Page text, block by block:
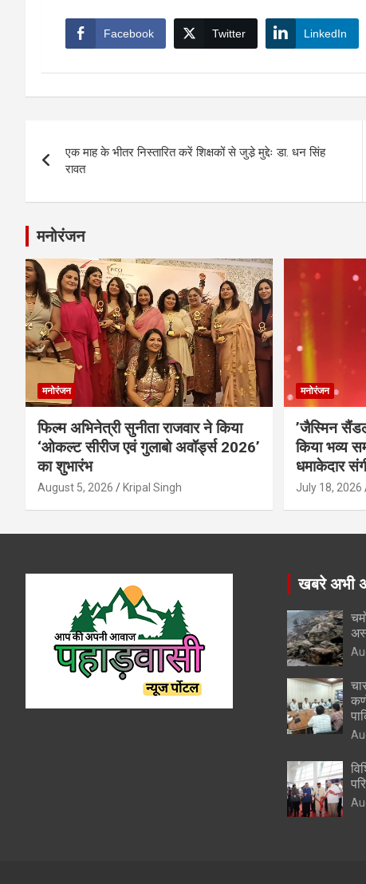
Facebook Twitter LinkedIn
navigation
एक माह के भीतर निस्तारित करें शिक्षकों से जुडे़ मुद्देः डा. धन सिंह
रावत
मनोरंजन
मनोरंजन
फिल्म अभिनेत्री सुनीता राजवार ने किया
‘ओकल्ट सीरीज एवं गुलाबो अवॉर्ड्स 2026’
का शुभारंभ
August 5, 2026 Kripal Singh
मनोरंजन
’जैस्मिन
किया भव्य
धमाकेदार
July 18, 2026
खबरे अभी